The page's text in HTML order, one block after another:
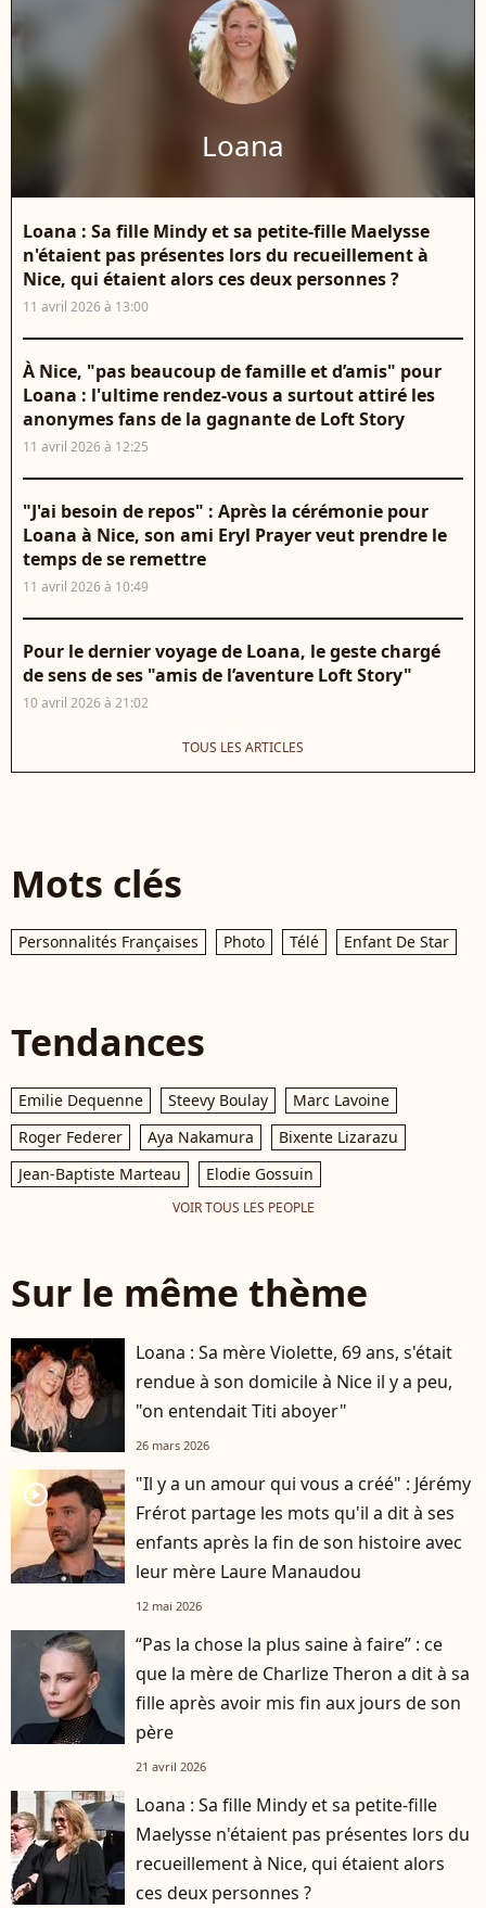
Loana
Loana : Sa fille Mindy et sa petite-fille Maelysse
n'étaient pas présentes lors du recueillement à
Nice, qui étaient alors ces deux personnes ?
11 avril 2026 à 13:00
À Nice, "pas beaucoup de famille et d’amis" pour
Loana : l'ultime rendez-vous a surtout attiré les
anonymes fans de la gagnante de Loft Story
11 avril 2026 à 12:25
"J'ai besoin de repos" : Après la cérémonie pour
Loana à Nice, son ami Eryl Prayer veut prendre le
temps de se remettre
11 avril 2026 à 10:49
Pour le dernier voyage de Loana, le geste chargé
de sens de ses "amis de l’aventure Loft Story"
10 avril 2026 à 21:02
TOUS LES ARTICLES
Mots clés
Personnalités Françaises Photo Télé Enfant De Star
Tendances
Emilie Dequenne Steevy Boulay
Marc Lavoine
Roger Federer
Aya Nakamura
Bixente Lizarazu
Jean-Baptiste Marteau
Elodie Gossuin
VOIR TOUS LES PEOPLE
Sur le même thème
Loana : Sa mère Violette, 69 ans, s'était
rendue à son domicile à Nice il y a peu,
"on entendait Titi aboyer"
26 mars 2026
player2
"Il y a un amour qui vous a créé" : Jérémy
Frérot partage les mots qu'il a dit à ses
enfants après la fin de son histoire avec
leur mère Laure Manaudou
12 mai 2026
“Pas la chose la plus saine à faire” : ce
que la mère de Charlize Theron a dit à sa
fille après avoir mis fin aux jours de son
père
21 avril 2026
Loana : Sa fille Mindy et sa petite-fille
Maelysse n'étaient pas présentes lors du
recueillement à Nice, qui étaient alors
ces deux personnes ?